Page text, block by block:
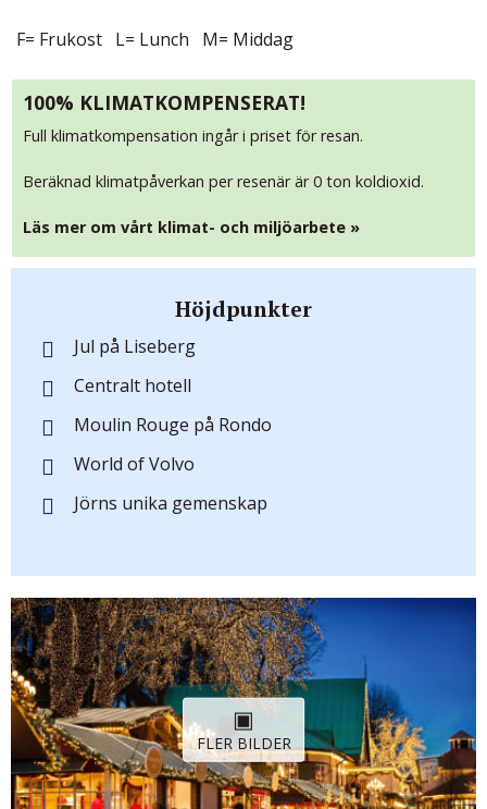
F= Frukost L= Lunch M= Middag
100% KLIMATKOMPENSERAT!
Full klimatkompensation ingår i priset för resan.
Beräknad klimatpåverkan per resenär är 0 ton koldioxid.
Läs mer om vårt klimat- och miljöarbete »
Höjdpunkter
Jul på Liseberg
Centralt hotell
Moulin Rouge på Rondo
World of Volvo
Jörns unika gemenskap
FLER BILDER